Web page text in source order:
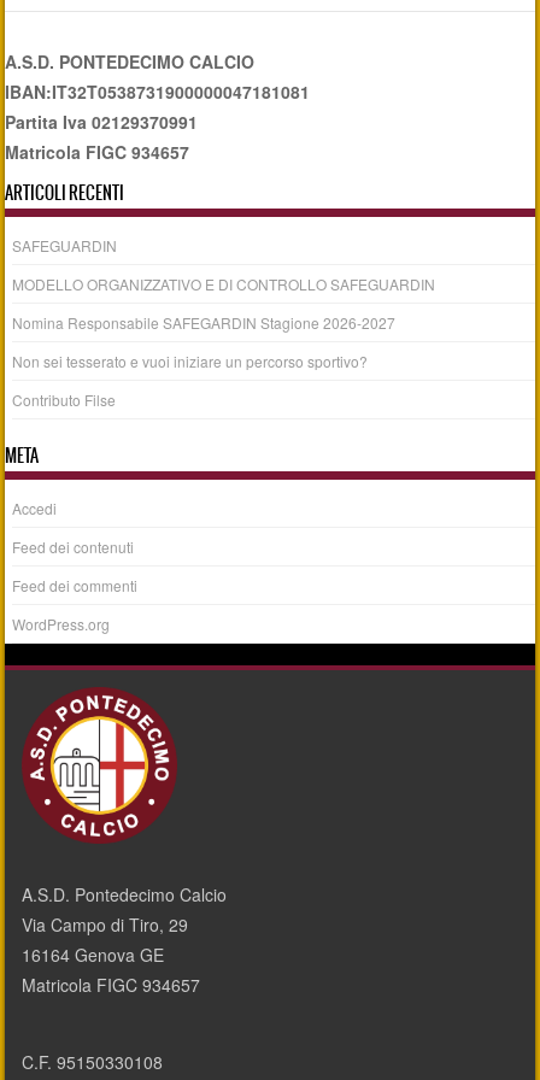
A.S.D. PONTEDECIMO CALCIO
IBAN:IT32T0538731900000047181081
Partita Iva 02129370991
Matricola FIGC 934657
ARTICOLI RECENTI
SAFEGUARDIN
MODELLO ORGANIZZATIVO E DI CONTROLLO SAFEGUARDIN
Nomina Responsabile SAFEGARDIN Stagione 2026-2027
Non sei tesserato e vuoi iniziare un percorso sportivo?
Contributo Filse
META
Accedi
Feed dei contenuti
Feed dei commenti
WordPress.org
A.S.D. Pontedecimo Calcio
Via Campo di Tiro, 29
16164 Genova GE
Matricola FIGC 934657
C.F. 95150330108